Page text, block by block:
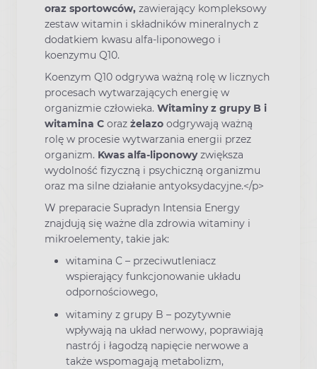
oraz sportowców, zawierający kompleksowy
zestaw witamin i składników mineralnych z
dodatkiem kwasu alfa-liponowego i
koenzymu Q10.
Koenzym Q10 odgrywa ważną rolę w licznych
procesach wytwarzających energię w
organizmie człowieka. Witaminy z grupy B i
witamina C oraz żelazo odgrywają ważną
rolę w procesie wytwarzania energii przez
organizm. Kwas alfa-liponowyzwiększa
wydolność fizyczną i psychiczną organizmu
oraz ma silne działanie antyoksydacyjne.</p>
W preparacie Supradyn Intensia Energy
znajdują się ważne dla zdrowia witaminy i
mikroelementy, takie jak:
witamina C – przeciwutleniacz
wspierający funkcjonowanie układu
odpornościowego,
witaminy z grupy B – pozytywnie
wpływają na układ nerwowy, poprawiają
nastrój i łagodzą napięcie nerwowe a
także wspomagają metabolizm,